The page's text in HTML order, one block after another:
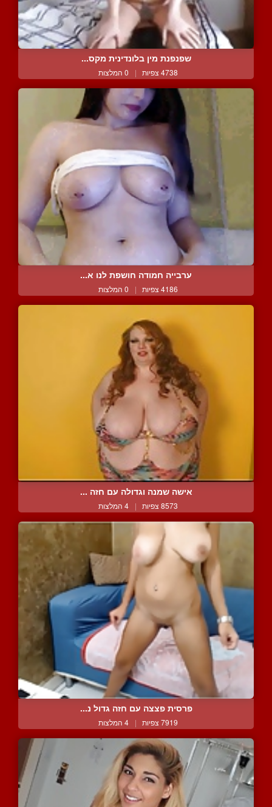
שפנפנת מין בלונדינית מקס...
4738 צפיות | 0 המלצות
ערבייה חמודה חושפת לנו א...
4186 צפיות | 0 המלצות
אישה שמנה וגדולה עם חזה ...
8573 צפיות | 4 המלצות
פרסית פצצה עם חזה גדול נ...
7919 צפיות | 4 המלצות